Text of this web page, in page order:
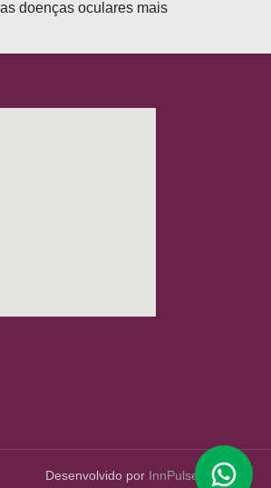
doenças oculares mais
Desenvolvido por InnPulse